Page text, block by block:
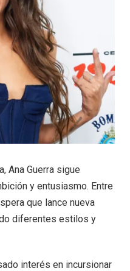
Ana Guerra sigue
y entusiasmo. Entre
que lance nueva
diferentes estilos y
interés en incursionar